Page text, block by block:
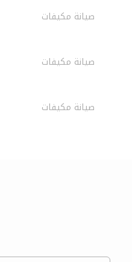
صيانة مكيفات
صيانة مكيفات
صيانة مكيفات